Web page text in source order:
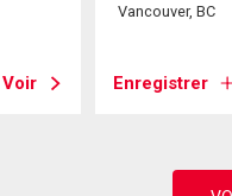
Voir
Vancouver, BC
Enregistrer